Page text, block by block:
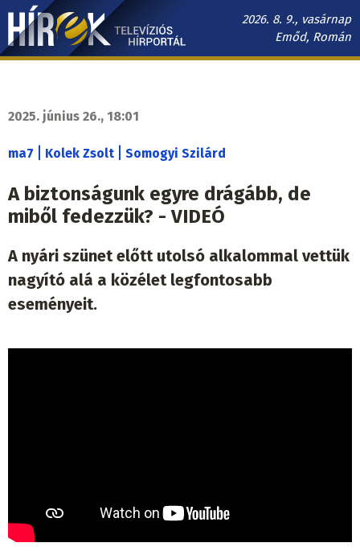
Ugrás
tartalomra
2026. 8. 9., vasárnap
Emőd, Román
Hírek.sk
navigáció
2025. június 26., 18:01
ma7 Kolek Zsolt Somogyi Szilárd
A biztonságunk egyre drágább, de
miből fedezzük? - VIDEÓ
A nyári szünet előtt utolsó alkalommal vettük
nagyító alá a közélet legfontosabb
eseményeit.